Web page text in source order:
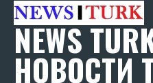
NEWS
НОВОСТИ